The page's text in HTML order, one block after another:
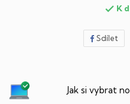
 K
Sdílet
Jak si vybrat